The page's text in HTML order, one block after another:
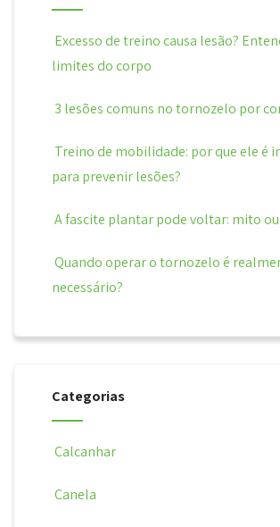
Excesso de treino causa lesão?
limites do corpo
3 lesões comuns no tornozelo por
Treino de mobilidade: por que ele é
para prevenir lesões?
A fascite plantar pode voltar: mito ou
Quando operar o tornozelo é
necessário?
Categorias
Calcanhar
Canela